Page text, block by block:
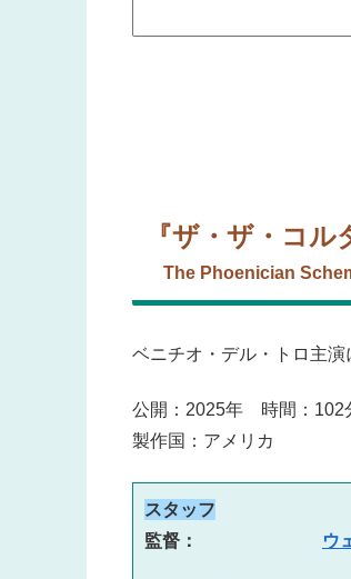
『ザ・ザ・コル
The Phoenician
ベニチオ・デル・トロ主演
公開：2025年 時間：
製作国：アメリカ
スタッフ
監督：
ウ